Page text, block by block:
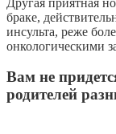
браке,
инсульта, реже
онкологическими
Вам не
родителей